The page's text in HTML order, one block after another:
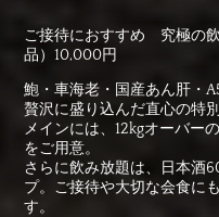
ご接待におすすめ 究極の
品）10,000円
鮑・車海老・国産あん肝・
贅沢に盛り込んだ直心の特別
メインには、12kgオーバー
をご用意。
さらに飲み放題は、日本酒
プ。ご接待や大切な会食に
す。